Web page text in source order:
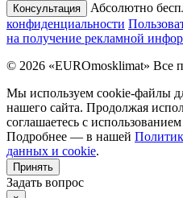
Консультация Абсолютно
конфиденциальности
на получение рекламной
© 2026 «EUROmosklimat» Все
Мы используем cookie-файлы
нашего сайта. Продолжая
соглашаетесь с
Подробнее — в нашей
данных и cookie.
Принять
Задать вопрос